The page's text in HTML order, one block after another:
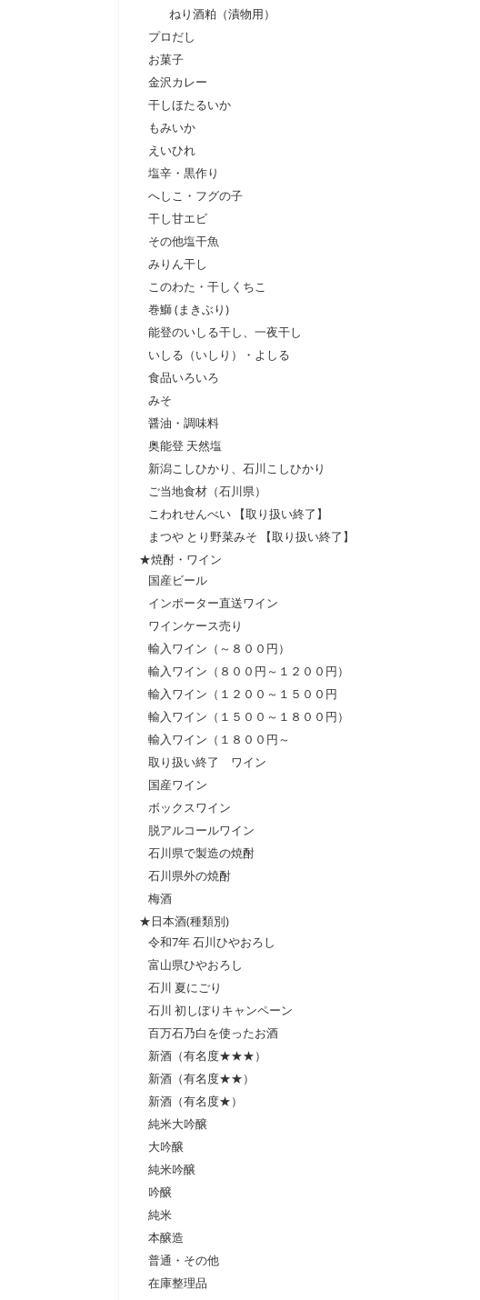
ねり酒粕（漬物用）
プロだし
お菓子
金沢カレー
干しほたるいか
もみいか
えいひれ
塩辛・黒作り
へしこ・フグの子
干し甘エビ
その他塩干魚
みりん干し
このわた・干しくちこ
巻鰤 (まきぶり)
能登のいしる干し、一夜干し
いしる（いしり）・よしる
食品いろいろ
みそ
醤油・調味料
奥能登 天然塩
新潟こしひかり、石川こしひかり
ご当地食材（石川県）
こわれせんべい 【取り扱い終了】
まつや とり野菜みそ 【取り扱い終了】
★焼酎・ワイン
国産ビール
インポーター直送ワイン
ワインケース売り
輸入ワイン（～８００円）
輸入ワイン（８００円～１２００円）
輸入ワイン（１２００～１５００円
輸入ワイン（１５００～１８００円）
輸入ワイン（１８００円～
取り扱い終了 ワイン
国産ワイン
ボックスワイン
脱アルコールワイン
石川県で製造の焼酎
石川県外の焼酎
梅酒
★日本酒(種類別)
令和7年 石川ひやおろし
富山県ひやおろし
石川 夏にごり
石川 初しぼりキャンペーン
百万石乃白を使ったお酒
新酒（有名度★★★）
新酒（有名度★★）
新酒（有名度★）
純米大吟醸
大吟醸
純米吟醸
吟醸
純米
本醸造
普通・その他
在庫整理品